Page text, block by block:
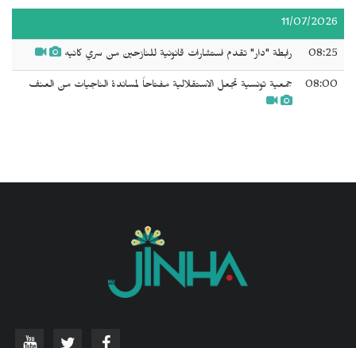
11/07/2026
08:25 رابطة "دار" تقدم استشارات قانونية للنازحين من سري كانيه
08:00 جمعية تونسية تجعل الاستقلالية مفتاحاً لمساندة الناجيات من العنف